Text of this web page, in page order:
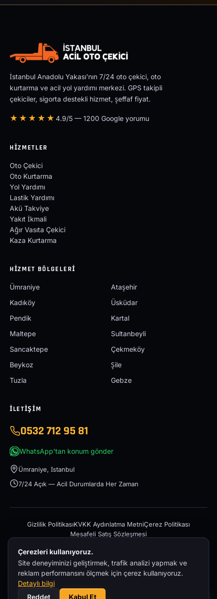
İstanbul Anadolu Yakası'nın 7/24 oto çekici, oto
kurtarma ve acil yol yardımı merkezi. GPS takipli
çekiciler, sigorta destekli hizmet, şeffaf fiyat.
★★★★★ 4.9/5 — 1200 Google yorumu
HIZMETLER
Oto Çekici
Oto Kurtarma
Yol Yardımı
Lastik Yardımı
Akü Takviye
Yakıt İkmali
Ağır Vasıta Çekici
Kaza Kurtarma
HIZMET BÖLGELERI
Ümraniye
Ataşehir
Kadıköy
Üsküdar
Pendik
Kartal
Maltepe
Sultanbeyli
Sancaktepe
Çekmeköy
Beykoz
Şile
Tuzla
Gebze
İLETIŞIM
0532 712 95 81
WhatsApp'tan konum gönder
Ümraniye, İstanbul
7/24 Açık — Acil Durumlarda Her Zaman
Gizlilik PolitikasıKVKK Aydınlatma MetniÇerez Politikası
Mesafeli Satış Sözleşmesi
© 2026 İstanbul Acil Oto Çekici – 0532 712 95 81 — Tüm hakları
saklıdır.
Çerezleri kullanıyoruz.
Site deneyiminizi geliştirmek, trafik analizi yapmak ve
reklam performansını ölçmek için çerez kullanıyoruz.
Detaylı bilgi
Reddet
Kabul Et